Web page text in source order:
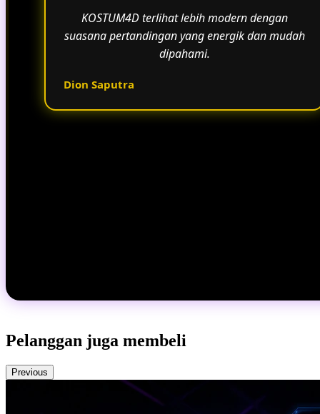
KOSTUM4D terlihat lebih modern dengan
suasana pertandingan yang energik dan mudah
dipahami.
Dion Saputra
Pelanggan juga membeli
Previous